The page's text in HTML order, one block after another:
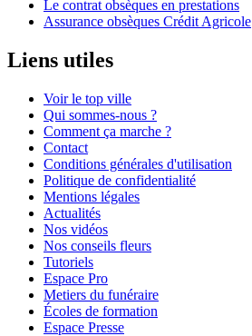
Le contrat obsèques en prestations
Assurance obsèques Crédit Agricole
Liens utiles
Voir le top ville
Qui sommes-nous ?
Comment ça marche ?
Contact
Conditions générales d'utilisation
Politique de confidentialité
Mentions légales
Actualités
Nos vidéos
Nos conseils fleurs
Tutoriels
Espace Pro
Metiers du funéraire
Écoles de formation
Espace Presse